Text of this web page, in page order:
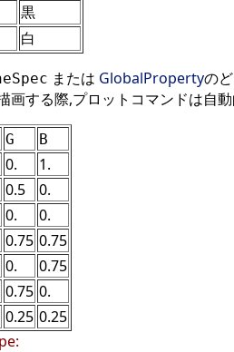
黒
白
または GlobalPropertyの
画する際,プロットコマンドは自
G B
0.
1.
0.5
0.
0.
0.
0.75 0.75
0.
0.75
0.75 0.
0.25 0.25